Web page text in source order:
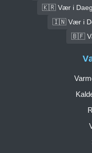
🇰🇷 Vær i
🇮🇳 Vær i
🇧🇫